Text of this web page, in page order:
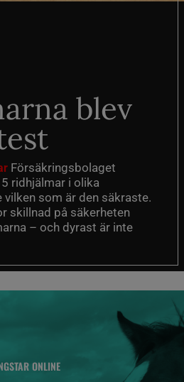
blev
Försäkringsbolaget
ridhjälmar i olika
som är den säkraste.
skillnad på säkerheten
– och dyrast är inte
ONLINE